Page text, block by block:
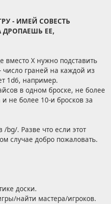
- ИМЕЙ СОВЕСТЬ
ДРОПАЕШЬ ЕЕ,
вместо X нужно подставить
число граней на каждой из
1d6, например.
в одном броске, не более
не более 10-и бросков за
/bg/. Разве что если этот
случае добро пожаловать.
доски.
найти мастера/игроков.